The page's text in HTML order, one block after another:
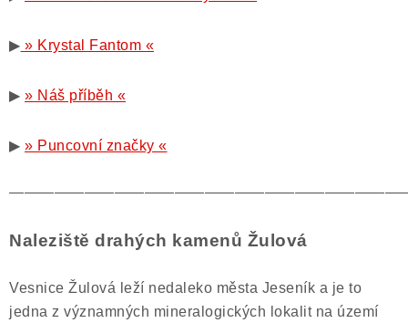
▶ » Krystal Fantom «
▶ » Náš příběh «
▶ » Puncovní značky «
Naleziště drahých kamenů Žulová
Vesnice Žulová leží nedaleko města Jeseník a je to
jedna z významných mineralogických lokalit na území